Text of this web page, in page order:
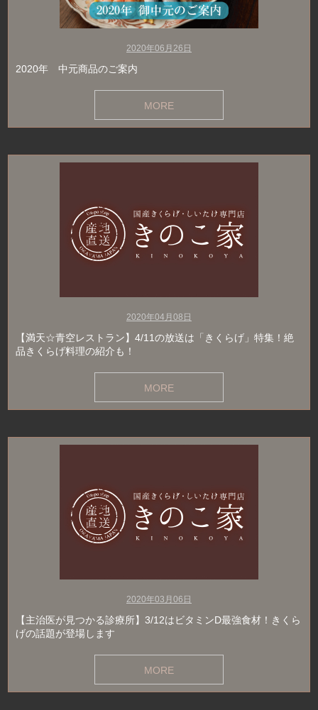
2020年06月26日
2020年 中元商品のご案内
MORE
2020年04月08日
【満天☆青空レストラン】4/11の放送は「きくらげ」特集！絶
品きくらげ料理の紹介も！
MORE
2020年03月06日
【主治医が見つかる診療所】3/12はビタミンD最強食材！きくら
げの話題が登場します
MORE